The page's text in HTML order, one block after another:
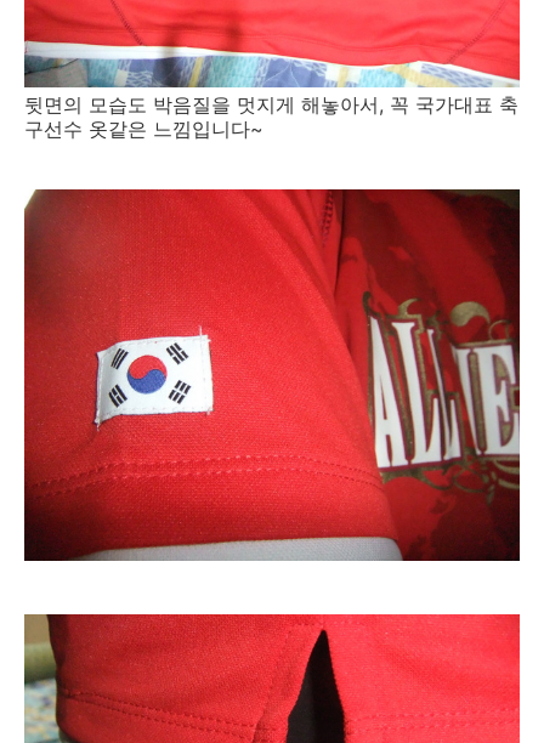
뒷면의 모습도 박음질을 멋지게 해놓아서, 꼭 국가대표 축
구선수 옷같은 느낌입니다~